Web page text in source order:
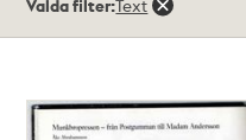
träffar
Valda filter:Text